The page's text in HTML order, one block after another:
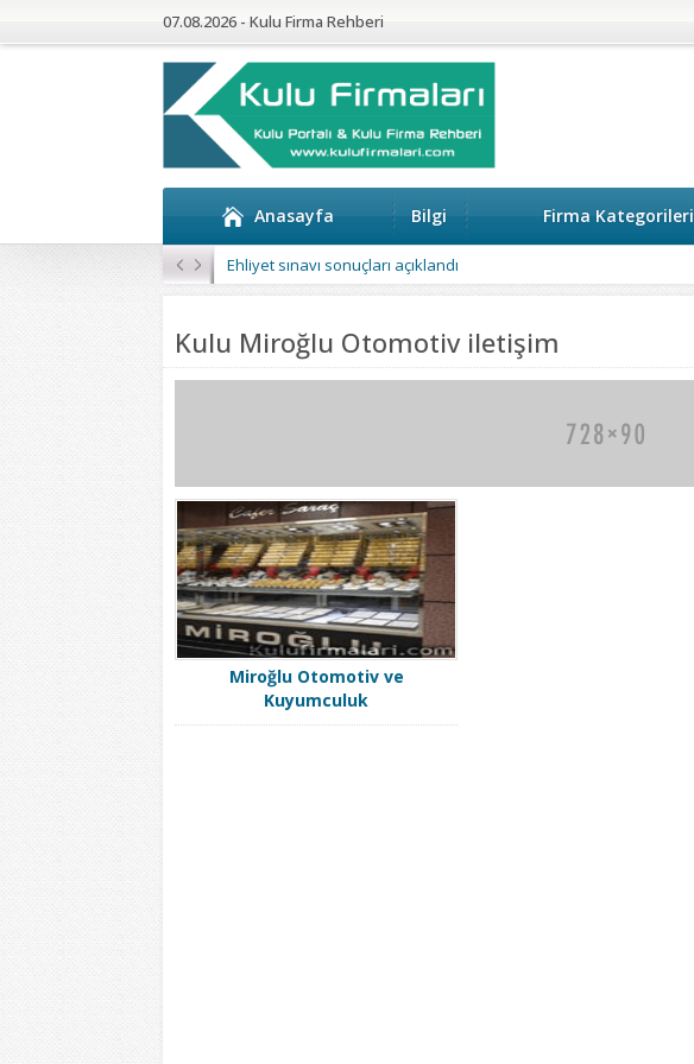
07.08.2026 - Kulu Firma Rehberi
Anasayfa Bilgi Firma Kategorileri
Ehliyet sınavı sonuçları açıklandı
Kulu Miroğlu Otomotiv iletişim
Miroğlu Otomotiv ve
Kuyumculuk